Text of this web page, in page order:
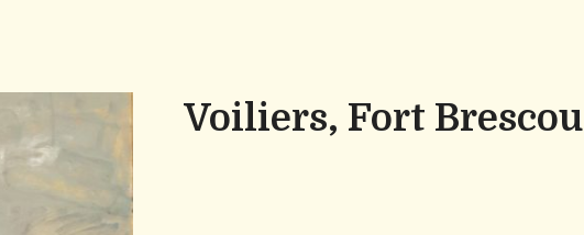
Voiliers, Fort Brescou